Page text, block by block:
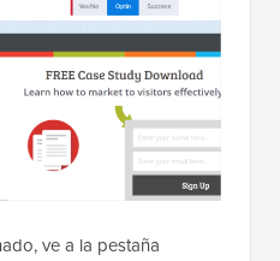
ve a la pestaña